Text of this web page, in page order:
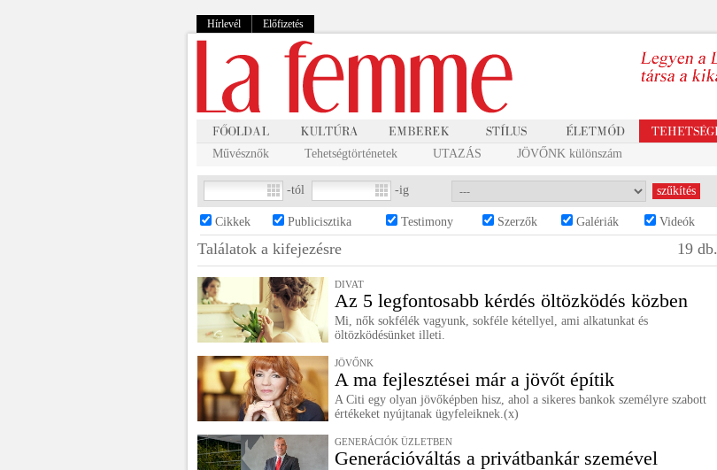
Hírlevél Előfizetés
Művésznők Tehetségtörténetek UTAZÁS JÖVŐNK különszám
-tól -ig
Cikkek Publicisztika Testimony Szerzők Galériák Videók
Találatok a kifejezésre 19 db.
DIVAT
Az 5 legfontosabb kérdés öltözködés közben
Mi, nők sokfélék vagyunk, sokféle kétellyel, ami alkatunkat és
öltözködésünket illeti.
JÖVŐNK
A ma fejlesztései már a jövőt építik
A Citi egy olyan jövőképben hisz, ahol a sikeres bankok személyre szabott
értékeket nyújtanak ügyfeleiknek.(x)
GENERÁCIÓK ÜZLETBEN
Generációváltás a privátbankár szemével